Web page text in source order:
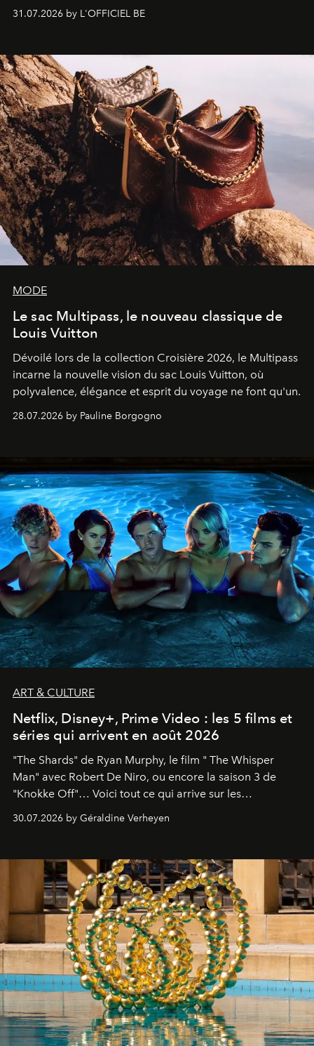
monumentales et poésie du mouvement, l'artiste
américain investit les espaces imaginés par Frank Gehry
sculpture.
31.07.2026 by L'OFFICIEL BE
MODE
Le sac Multipass, le nouveau classique de
Louis Vuitton
Dévoilé lors de la collection Croisière 2026, le Multipass
incarne la nouvelle vision du sac Louis Vuitton, où
polyvalence, élégance et esprit du voyage ne font qu'un.
28.07.2026 by Pauline Borgogno
ART & CULTURE
Netflix, Disney+, Prime Video : les 5 films et
séries qui arrivent en août 2026
"The Shards" de Ryan Murphy, le film " The Whisper
Man" avec Robert De Niro, ou encore la saison 3 de
"Knokke Off"… Voici tout ce qui arrive sur les
plateformes de streaming en août 2026.
30.07.2026 by Géraldine Verheyen